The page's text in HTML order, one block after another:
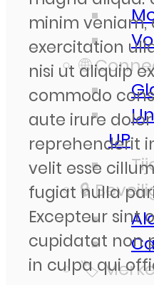
🌐
UP
🔒
🏷️
minim veniam,
exercitation
nisi ut aliquip
commodo
aute irure
reprehenderit
velit esse
fugiat nulla
Excepteur sint
cupidatat non
in culpa qui